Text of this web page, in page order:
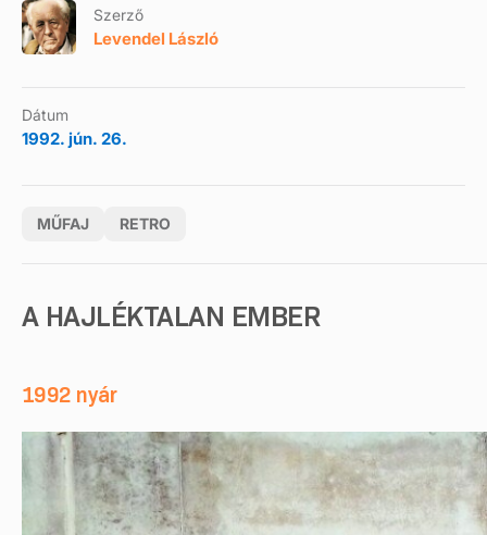
Szerző
Levendel László
Dátum
1992. jún. 26.
MŰFAJ RETRO
A HAJLÉKTALAN EMBER
1992 nyár